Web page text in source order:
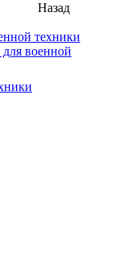
Назад
техники
военной